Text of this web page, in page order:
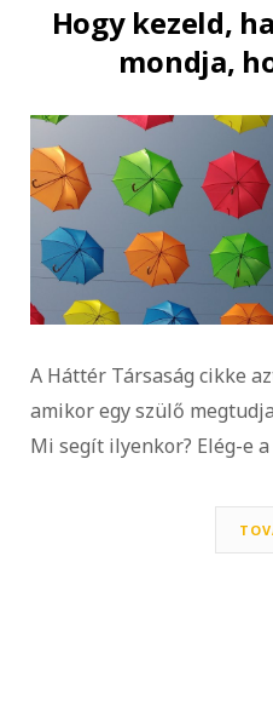
Hogy kezeld,
mondja,
A Háttér Társaság cikke
amikor egy szülő
Mi segít ilyenkor? Elég-e